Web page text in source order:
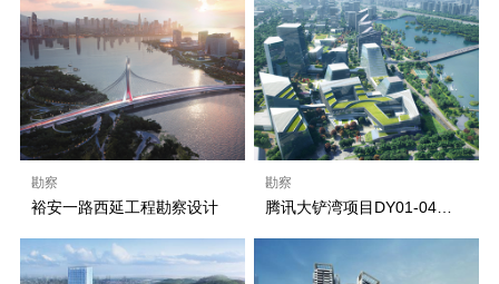
勘察
裕安一路西延工程勘察设计
勘察
腾讯大铲湾项目DY01-04地块、DY01-05地块、市政道路和市政设施详细勘察工程